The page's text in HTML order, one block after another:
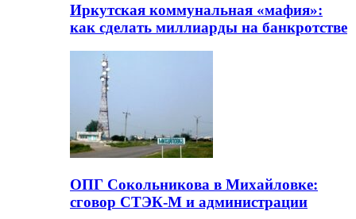
Иркутская коммунальная «мафия»:
как сделать миллиарды на банкротстве
ОПГ Сокольникова в Михайловке:
сговор СТЭК-М и администрации